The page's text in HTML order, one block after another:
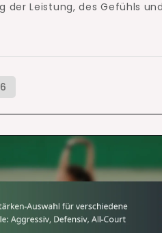
der Leistung, des Gefühls